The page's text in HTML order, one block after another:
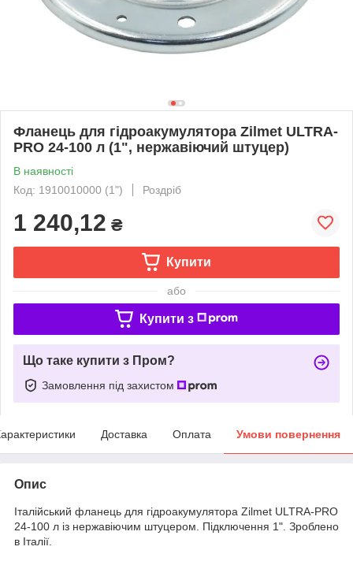
Фланець для гідроакумулятора Zilmet ULTRA-
PRO 24-100 л (1", нержавіючий штуцер)
В наявності
Код: 1910010000 (1")
Роздріб
1 240,12 ₴
Купити
або
Купити з
Що таке купити з Пром?
Замовлення під захистом
Доставка Оплата Умови повернення
Опис
Італійський фланець для гідроакумулятора Zilmet ULTRA-PRO
24-100 л із нержавіючим штуцером. Підключення 1". Зроблено
в Італії.